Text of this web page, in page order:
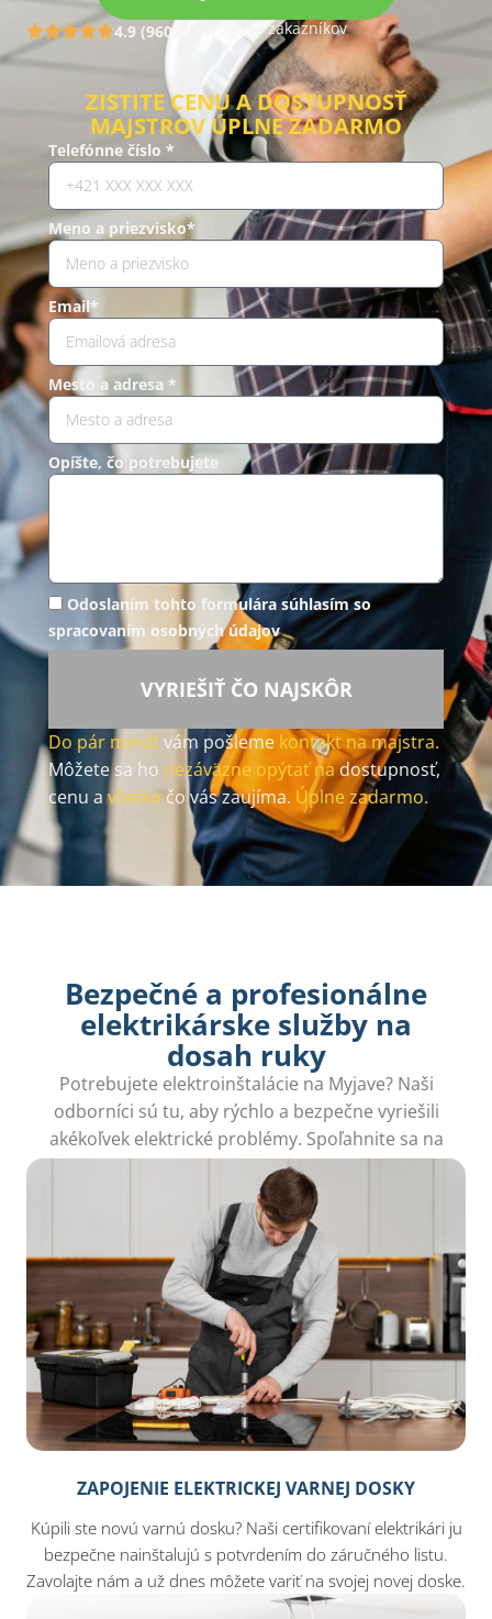
4.9 (960) Hodnotenia zákazníkov
ZISTITE CENU A DOSTUPNOSŤ
MAJSTROV ÚPLNE ZADARMO
Telefónne číslo *
Meno a priezvisko*
Email*
Mesto a adresa *
Opíšte, čo potrebujete
Odoslaním tohto formulára súhlasím so
spracovaním osobných údajov
VYRIEŠIŤ ČO NAJSKÔR
Do pár minútvám pošleme kontakt na majstra.
Môžete sa ho nezáväzne opýtať nadostupnosť,
cenu avšetkočo vás zaujíma. Úplne zadarmo.
Bezpečné a profesionálne
elektrikárske služby na
dosah ruky
Potrebujete elektroinštalácie na Myjave? Naši
odborníci sú tu, aby rýchlo a bezpečne vyriešili
akékoľvek elektrické problémy. Spoľahnite sa na
nás a užite si bezstarostný domov!
ZAPOJENIE ELEKTRICKEJ VARNEJ DOSKY
Kúpili ste novú varnú dosku? Naši certifikovaní elektrikári ju
bezpečne nainštalujú s potvrdením do záručného listu.
Zavolajte nám a už dnes môžete variť na svojej novej doske.